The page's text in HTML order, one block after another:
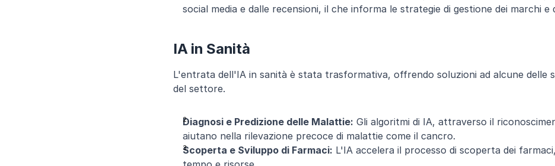
social media e dalle recensioni, il che informa le strategie di gestione dei marchi e
IA in Sanità
L'entrata dell'IA in sanità è stata trasformativa, offrendo soluzioni ad alcune delle
del settore.
Diagnosi e Predizione delle Malattie: Gli algoritmi di IA, attraverso il
aiutano nella rilevazione precoce di malattie come il cancro.
Scoperta e Sviluppo di Farmaci: L'IA accelera il processo di scoperta dei